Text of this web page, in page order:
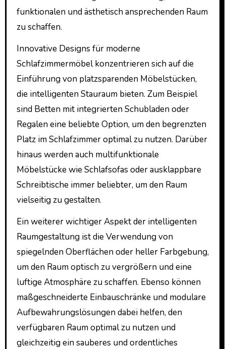
funktionalen und ästhetisch ansprechenden Raum
zu schaffen.
Innovative Designs für moderne
Schlafzimmermöbel konzentrieren sich auf die
Einführung von platzsparenden Möbelstücken,
die intelligenten Stauraum bieten. Zum Beispiel
sind Betten mit integrierten Schubladen oder
Regalen eine beliebte Option, um den begrenzten
Platz im Schlafzimmer optimal zu nutzen. Darüber
hinaus werden auch multifunktionale
Möbelstücke wie Schlafsofas oder ausklappbare
Schreibtische immer beliebter, um den Raum
vielseitig zu gestalten.
Ein weiterer wichtiger Aspekt der intelligenten
Raumgestaltung ist die Verwendung von
spiegelnden Oberflächen oder heller Farbgebung,
um den Raum optisch zu vergrößern und eine
luftige Atmosphäre zu schaffen. Ebenso können
maßgeschneiderte Einbauschränke und modulare
Aufbewahrungslösungen dabei helfen, den
verfügbaren Raum optimal zu nutzen und
gleichzeitig ein sauberes und ordentliches